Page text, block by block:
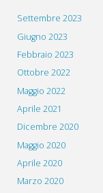
Settembre 2023
Giugno 2023
Febbraio 2023
Ottobre 2022
Maggio 2022
Aprile 2021
Dicembre 2020
Maggio 2020
Aprile 2020
Marzo 2020